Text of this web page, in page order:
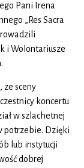
Pani Irena
„Res Sacra
i Wolontariusze
ze sceny
koncertu
w szlachetnej
potrzebie. Dzięki
lub instytucji
dobrej